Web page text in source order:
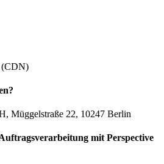
(CDN)
Müggelstraße 22, 10247 Berlin
mit Perspective